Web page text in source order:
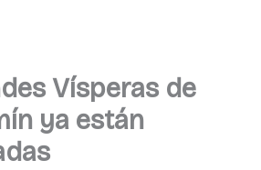
Vísperas de
ya están